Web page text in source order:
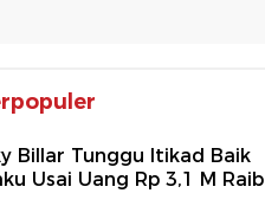
Billar Tunggu Itikad Baik
Usai Uang Rp 3,1 M Raib